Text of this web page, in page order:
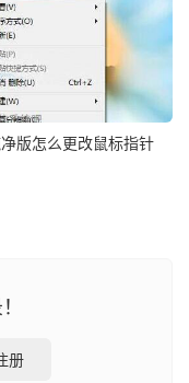
版怎么更改鼠标指针
册